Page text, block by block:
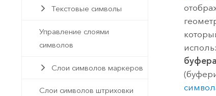
Текстовые символы
Управление слоями
символов
Слои символов маркеров
Слои символов штриховки
буфера